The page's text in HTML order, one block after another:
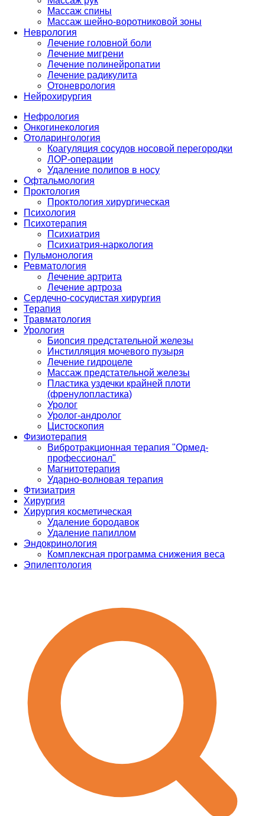
Массаж спины
Массаж шейно-воротниковой зоны
Неврология
Лечение головной боли
Лечение мигрени
Лечение полинейропатии
Лечение радикулита
Отоневрология
Нейрохирургия
Нефрология
Онкогинекология
Отоларингология
Коагуляция сосудов носовой перегородки
ЛОР-операции
Удаление полипов в носу
Офтальмология
Проктология
Проктология хирургическая
Психология
Психотерапия
Психиатрия
Психиатрия-наркология
Пульмонология
Ревматология
Лечение артрита
Лечение артроза
Сердечно-сосудистая хирургия
Терапия
Травматология
Урология
Биопсия предстательной железы
Инстилляция мочевого пузыря
Лечение гидроцеле
Массаж предстательной железы
Пластика уздечки крайней плоти
(френулопластика)
Уролог
Уролог-андролог
Цистоскопия
Физиотерапия
Вибротракционная терапия "Ормед-
профессионал"
Магнитотерапия
Ударно-волновая терапия
Фтизиатрия
Хирургия
Хирургия косметическая
Удаление бородавок
Удаление папиллом
Эндокринология
Комплексная программа снижения веса
Эпилептология